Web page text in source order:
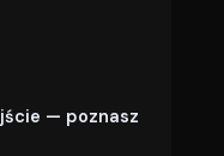
— poznasz